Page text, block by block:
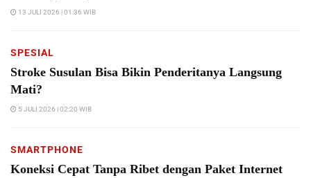
13 JULI 2026 | 01:36 WIB
SPESIAL
Stroke Susulan Bisa Bikin Penderitanya Langsung
Mati?
5 JULI 2026 | 02:20 WIB
SMARTPHONE
Koneksi Cepat Tanpa Ribet dengan Paket Internet